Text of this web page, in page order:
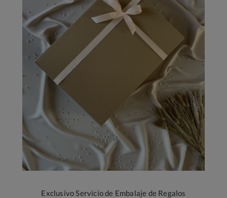
Exclusivo Servicio de Embalaje de Regalos